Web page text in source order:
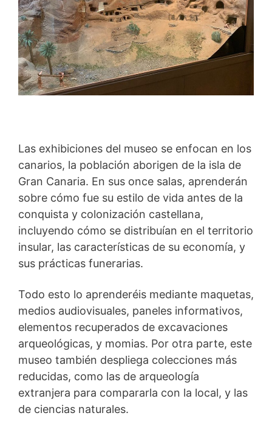
Las exhibiciones del museo se enfocan en los
canarios, la población aborigen de la isla de
Gran Canaria. En sus once salas, aprenderán
sobre cómo fue su estilo de vida antes de la
conquista y colonización castellana,
incluyendo cómo se distribuían en el territorio
insular, las características de su economía, y
sus prácticas funerarias.
Todo esto lo aprenderéis mediante maquetas,
medios audiovisuales, paneles informativos,
elementos recuperados de excavaciones
arqueológicas, y momias. Por otra parte, este
museo también despliega colecciones más
reducidas, como las de arqueología
extranjera para compararla con la local, y las
de ciencias naturales.